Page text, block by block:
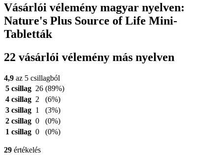
Vásárlói vélemény magyar nyelven:
Nature's Plus Source of Life Mini-
Tabletták
22 vásárlói vélemény más nyelven
4,9 az 5 csillagból
5 csillag 26 (89%)
4 csillag 2
(6%)
3 csillag 1
(3%)
2 csillag 0
(0%)
1 csillag 0 (0%)
29 értékelés